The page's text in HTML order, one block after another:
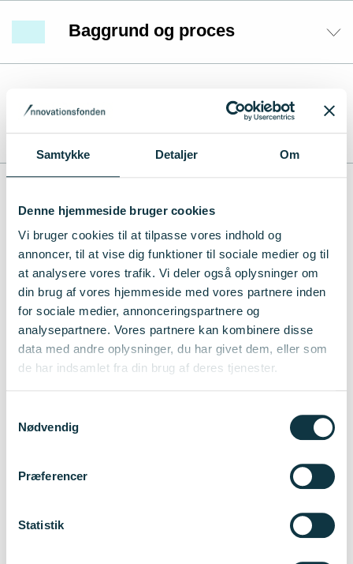
Samtykke Detaljer Om
Denne hjemmeside bruger cookies
Vi bruger cookies til at tilpasse vores indhold og
annoncer, til at vise dig funktioner til sociale medier og til
at analysere vores trafik. Vi deler også oplysninger om
din brug af vores hjemmeside med vores partnere inden
for sociale medier, annonceringspartnere og
analysepartnere. Vores partnere kan kombinere disse
data med andre oplysninger, du har givet dem, eller som
de har indsamlet fra din brug af deres tjenester.
Nødvendig
Præferencer
Statistik
Baggrund og proces
Retningslinjer
Retningslinje-dokumentet er juridisk gældende. Ved evt.
afvigelser fra teksten på hjemmesiden er det retningslinje-
dokumentet, der er gældende.
Dokumenter
Opdateret: 1. juni 2026
Opdateret: 18. december 2024
Opdateret: 21. Marts 2025